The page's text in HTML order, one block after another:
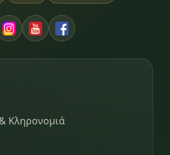
Κληρονομιά